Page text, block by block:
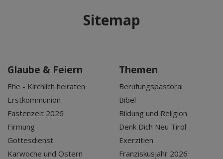
Sitemap
Glaube & Feiern
Ehe - Kirchlich heiraten
Erstkommunion
Fastenzeit 2026
Firmung
Gottesdienst
Karwoche und Ostern
Themen
Berufungspastoral
Bibel
Bildung und Religion
Denk Dich Neu Tirol
Exerzitien
Franziskusjahr 2026